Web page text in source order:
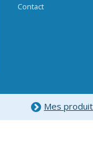
Contact
Mes